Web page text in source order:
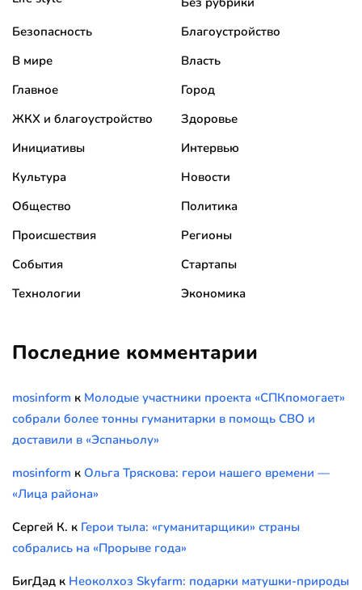
Безопасность
Благоустройство
В мире
Власть
Главное
Город
ЖКХ и благоустройство
Здоровье
Инициативы
Интервью
Культура
Новости
Общество
Политика
Происшествия
Регионы
События
Стартапы
Технологии
Экономика
Последние комментарии
mosinform к Молодые участники проекта «СПКпомогает»
собрали более тонны гуманитарки в помощь СВО и
доставили в «Эспаньолу»
mosinform к Ольга Тряскова: герои нашего времени —
«Лица района»
Сергей К. к Герои тыла: «гуманитарщики» страны
собрались на «Прорыве года»
БигДад к Неоколхоз Skyfarm: подарки матушки-природы